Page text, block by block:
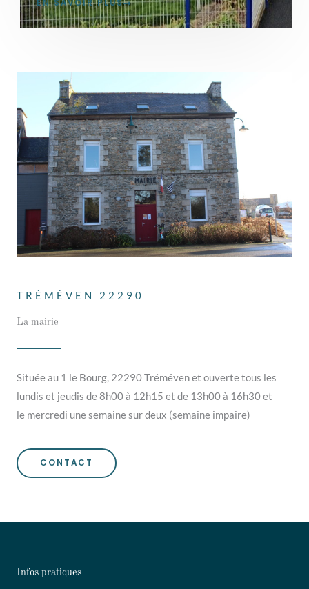
EN SAVOIR PLUS
TRÉMÉVEN 22290
La mairie
Située au 1 le Bourg, 22290 Tréméven et ouverte tous les
lundis et jeudis de 8h00 à 12h15 et de 13h00 à 16h30 et
le mercredi une semaine sur deux (semaine impaire)
CONTACT
Infos pratiques